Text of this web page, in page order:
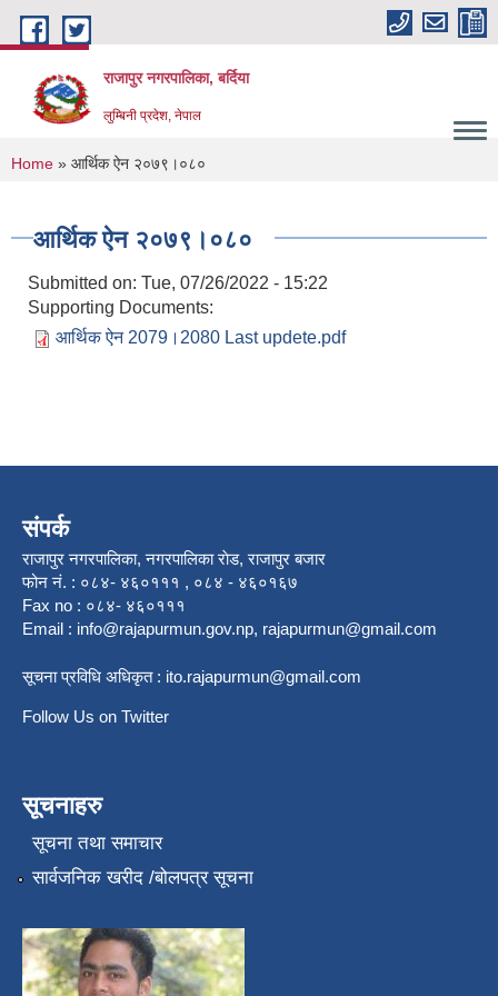
Skip to main content
राजापुर नगरपालिका, बर्दिया
लुम्बिनी प्रदेश, नेपाल
You are here
Home » आर्थिक ऐन २०७९।०८०
आर्थिक ऐन २०७९।०८०
Submitted on: Tue, 07/26/2022 - 15:22
Supporting Documents:
आर्थिक ऐन 2079।2080 Last updete.pdf
संपर्क
राजापुर नगरपालिका, नगरपालिका राेड, राजापुर बजार
फोन नं. : ०८४- ४६०१११ , ०८४ - ४६०१६७
Fax no : ०८४- ४६०१११
Email : info@rajapurmun.gov.np, rajapurmun@gmail.com
सूचना प्रविधि अधिकृत : ito.rajapurmun@gmail.com
Follow Us on Twitter
सूचनाहरु
सूचना तथा समाचार
सार्वजनिक खरीद /बोलपत्र सूचना